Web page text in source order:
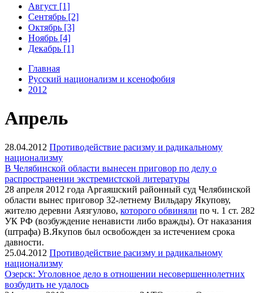
Август [1]
Сентябрь [2]
Октябрь [3]
Ноябрь [4]
Декабрь [1]
Главная
Русский национализм и ксенофобия
2012
Апрель
28.04.2012 Противодействие расизму и радикальному
национализму
В Челябинской области вынесен приговор по делу о
распространении экстремистской литературы
28 апреля 2012 года Аргаяшский районный суд Челябинской
области вынес приговор 32-летнему Вильдару Якупову,
жителю деревни Аязгулово, которого обвиняли по ч. 1 ст. 282
УК РФ (возбуждение ненависти либо вражды). От наказания
(штрафа) В.Якупов был освобожден за истечением срока
давности.
25.04.2012 Противодействие расизму и радикальному
национализму
Озерск: Уголовное дело в отношении несовершеннолетних
возбудить не удалось